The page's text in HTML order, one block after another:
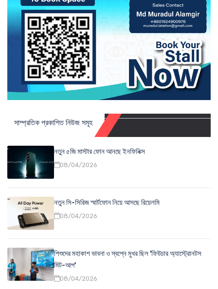
সাম্প্রতিক প্রকাশিত নিউজ সমূহ
নতুন ৫জি মাস্টার ফোন আনছে ইনফিনিক্স
08/04/2026
নতুন সি-সিরিজ স্মার্টফোন নিয়ে আসছে রিয়েলমি
08/04/2026
শিশুদের মহাকাশ ভাবনা ও স্বপ্নে মুখর ছিল 'ফিউচার অ্যাস্ট্রোনটস
মিট-আপ'
08/04/2026